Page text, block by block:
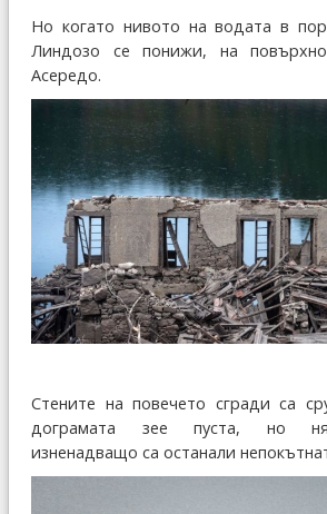
Но когато нивото на водата в
Линдозо се понижи, на
Асередо.
Стените на повечето сгради са
дограмата зее пуста, но
изненадващо са останали